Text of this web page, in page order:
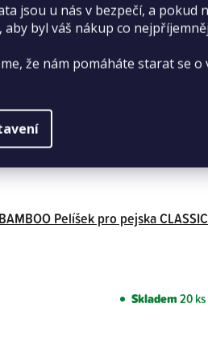
jsou u nás v bezpečí, a pokud
aby byl váš nákup co
že nám pomáháte starat se o
Pelíšek pro pejska
Skladem20 ks